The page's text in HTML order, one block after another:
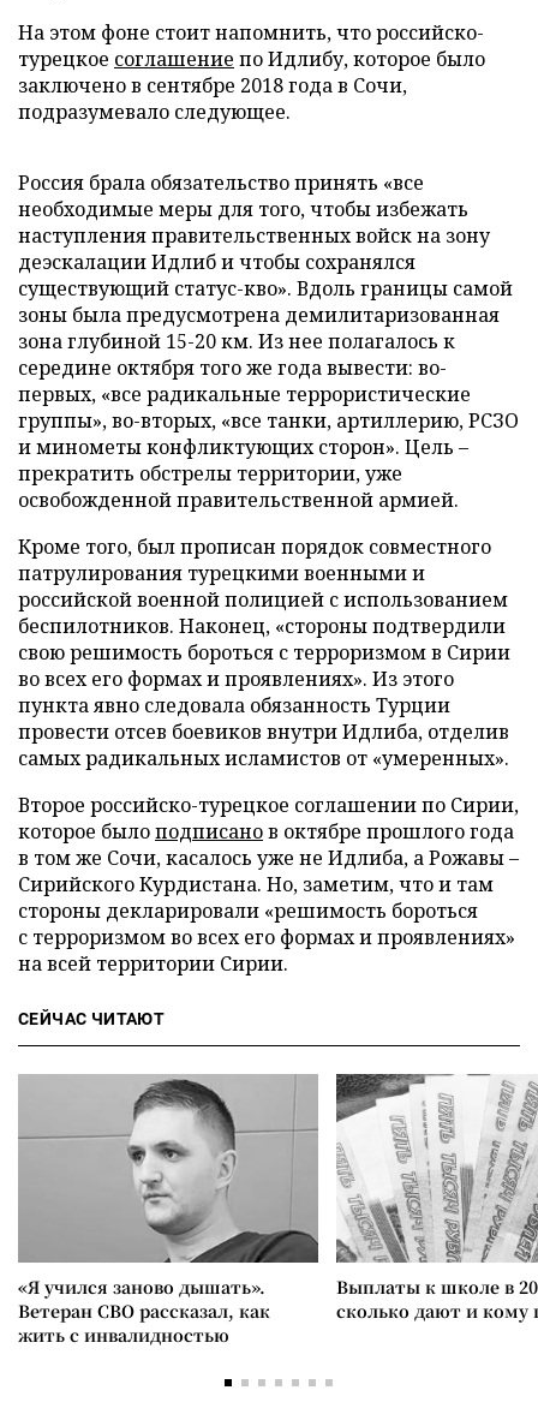
На этом фоне стоит напомнить, что российско-
турецкое соглашение по Идлибу, которое было
заключено в сентябре 2018 года в Сочи,
подразумевало следующее.
Россия брала обязательство принять «все
необходимые меры для того, чтобы избежать
наступления правительственных войск на зону
деэскалации Идлиб и чтобы сохранялся
существующий статус-кво». Вдоль границы самой
зоны была предусмотрена демилитаризованная
зона глубиной 15-20 км. Из нее полагалось к
середине октября того же года вывести: во-
первых, «все радикальные террористические
группы», во-вторых, «все танки, артиллерию, РСЗО
и минометы конфликтующих сторон». Цель –
прекратить обстрелы территории, уже
освобожденной правительственной армией.
Кроме того, был прописан порядок совместного
патрулирования турецкими военными и
российской военной полицией с использованием
беспилотников. Наконец, «стороны подтвердили
свою решимость бороться с терроризмом в Сирии
во всех его формах и проявлениях». Из этого
пункта явно следовала обязанность Турции
провести отсев боевиков внутри Идлиба, отделив
самых радикальных исламистов от «умеренных».
Второе российско-турецкое соглашении по Сирии,
которое былоподписанов октябре прошлого года
в том же Сочи, касалось уже не Идлиба, а Рожавы –
Сирийского Курдистана. Но, заметим, что и там
стороны декларировали «решимость бороться
с терроризмом во всех его формах и проявлениях»
на всей территории Сирии.
СЕЙЧАС ЧИТАЮТ
«Я учился заново дышать».
Ветеран СВО рассказал, как
жить с инвалидностью
Выплаты к школе в
сколько дают и